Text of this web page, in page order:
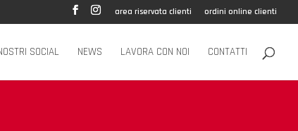
area riservata clienti ordini online clienti
SOCIAL NEWS LAVORA CON NOI CONTATTI